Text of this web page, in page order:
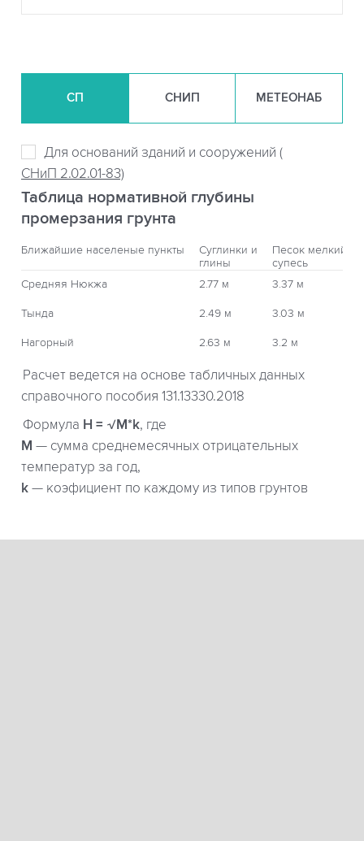
СП СНИП МЕТЕОНАБ
Для оснований зданий и сооружений (
СНиП 2.02.01-83)
Таблица нормативной глубины
промерзания грунта
Ближайшие населеные пункты
Суглинки и
глины
Песок мелкий,
супесь
Средняя Нюкжа
2.77 м 3.37 м
Тында 2.49 м 3.03 м
Нагорный 2.63 м 3.2 м
Расчет ведется на основе табличных данных
справочного пособия 131.13330.2018
Формула H = √M*k, где
М — сумма среднемесячных отрицательных
температур за год,
k — коэфициент по каждому из типов грунтов